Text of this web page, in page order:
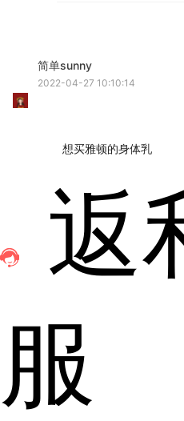
简单sunny
2022-04-27 10:10:14
想买雅顿的身体乳
返
服